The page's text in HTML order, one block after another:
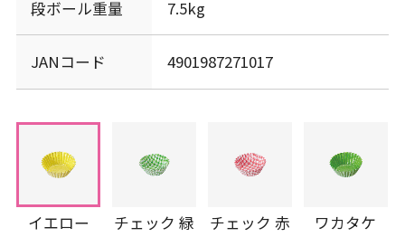
段ボール重量 7.5kg
JANコード 4901987271017
イエロー チェック 緑 チェック 赤 ワカタケ